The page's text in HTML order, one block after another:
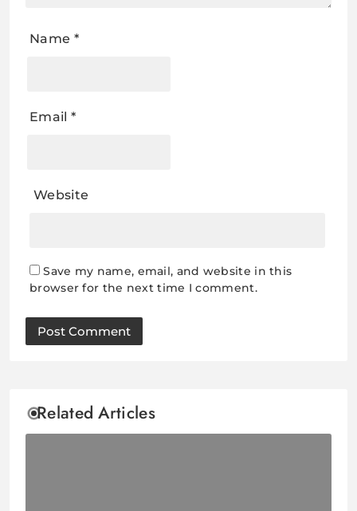
Name *
Email *
Website
Save my name, email, and website in this
browser for the next time I comment.
Related Articles